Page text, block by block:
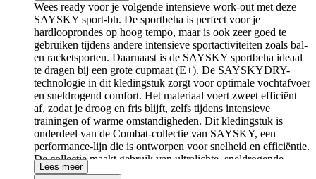
Wees ready voor je volgende intensieve work-out met deze
SAYSKY sport-bh. De sportbeha is perfect voor je
hardlooprondes op hoog tempo, maar is ook zeer goed te
gebruiken tijdens andere intensieve sportactiviteiten zoals bal-
en racketsporten. Daarnaast is de SAYSKY sportbeha ideaal
te dragen bij een grote cupmaat (E+). De SAYSKYDRY-
technologie in dit kledingstuk zorgt voor optimale vochtafvoer
en sneldrogend comfort. Het materiaal voert zweet efficiënt
af, zodat je droog en fris blijft, zelfs tijdens intensieve
trainingen of warme omstandigheden. Dit kledingstuk is
onderdeel van de Combat-collectie van SAYSKY, een
performance-lijn die is ontworpen voor snelheid en efficiëntie.
De collectie maakt gebruik van ultralichte, sneldrogende
stoffen met uitstekende vochtafvoer en ademend vermogen,
Lees meer